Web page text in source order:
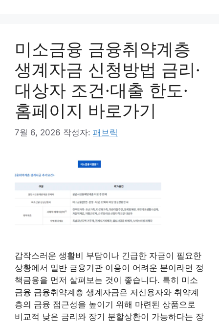
미소금융 금융취약계층
생계자금 신청방법 금리·
대상자 조건·대출 한도·
홈페이지 바로가기
7월 6, 2026 작성자: 패브릭
갑작스러운 생활비 부담이나 긴급한 자금이 필요한
상황에서 일반 금융기관 이용이 어려운 분이라면 정
책금융을 먼저 살펴보는 것이 좋습니다. 특히 미소
금융 금융취약계층 생계자금은 저신용자와 취약계
층의 금융 접근성을 높이기 위해 마련된 상품으로
비교적 낮은 금리와 장기 분할상환이 가능하다는 장